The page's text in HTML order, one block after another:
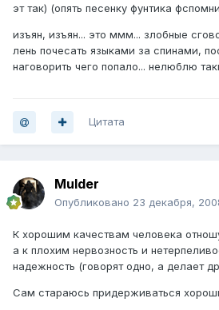
эт так) (опять песенку фунтика
изъян, изъян... это ммм... злобные
лень почесать языками за спинами,
наговорить чего попало... нелюблю
Цитата
Mulder
Опубликовано 23 декабря,
К хорошим качествам человека
а к плохим нервозность и
надежность (говорят одно, а делает
Сам стараюсь придерживаться